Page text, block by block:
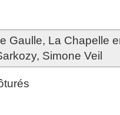
Gaulle, La Chapelle
, Simone Veil